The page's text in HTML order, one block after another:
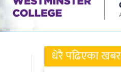
धेरै पढिएका खबर